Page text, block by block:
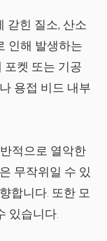
갇힌 질소, 산소
인해 발생하는
포켓 또는 기공
용접 비드 내부
적으로 열악한
무작위일 수 있
합니다. 또한 모
있습니다.